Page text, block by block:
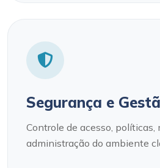
Segurança e
Controle de acesso,
administração do ambiente